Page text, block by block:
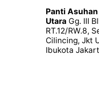
Panti
Utara Gg. III
RT.12/RW.8,
Cilincing, Jkt
Ibukota